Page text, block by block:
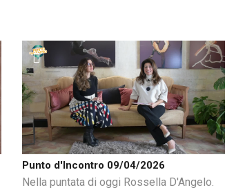
Punto d'Incontro 09/04/2026
Nella puntata di oggi Rossella D'Angelo.